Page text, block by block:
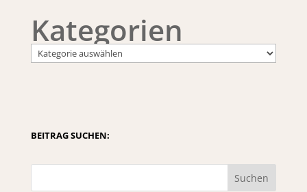
Kategorien
BEITRAG SUCHEN:
Suchen